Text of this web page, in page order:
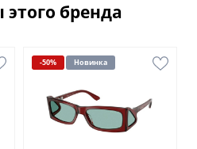
бренда
-50% Новинка